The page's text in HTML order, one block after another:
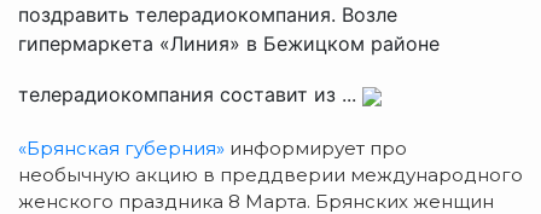
поздравить телерадиокомпания. Возле
гипермаркета «Линия» в Бежицком районе
телерадиокомпания составит из ...
«Брянская губерния» информирует про
необычную акцию в преддверии международного
женского праздника 8 Марта. Брянских женщин